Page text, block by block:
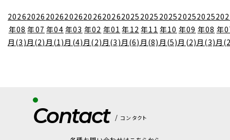
2026
年08
月(3)
2026
年07
月(2)
2026
年04
月(1)
2026
年03
月(4)
2026
年02
月(2)
2026
年01
月(3)
2025
年12
月(6)
2025
年11
月(8)
2025
年10
月(5)
2025
年09
月(2)
2025
年08
月(3)
年
月
Contact コンタクト